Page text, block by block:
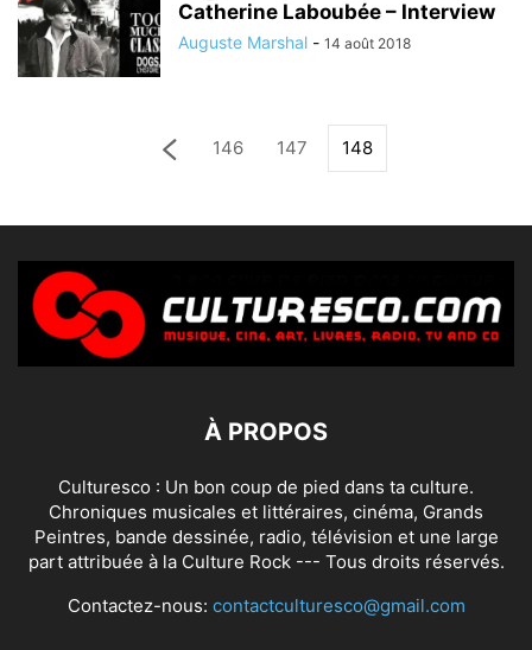
Catherine Laboubée – Interview
Auguste Marshal - 14 août 2018
146 147 148
À PROPOS
Culturesco : Un bon coup de pied dans ta culture.
Chroniques musicales et littéraires, cinéma, Grands
Peintres, bande dessinée, radio, télévision et une large
part attribuée à la Culture Rock --- Tous droits réservés.
Contactez-nous: contactculturesco@gmail.com